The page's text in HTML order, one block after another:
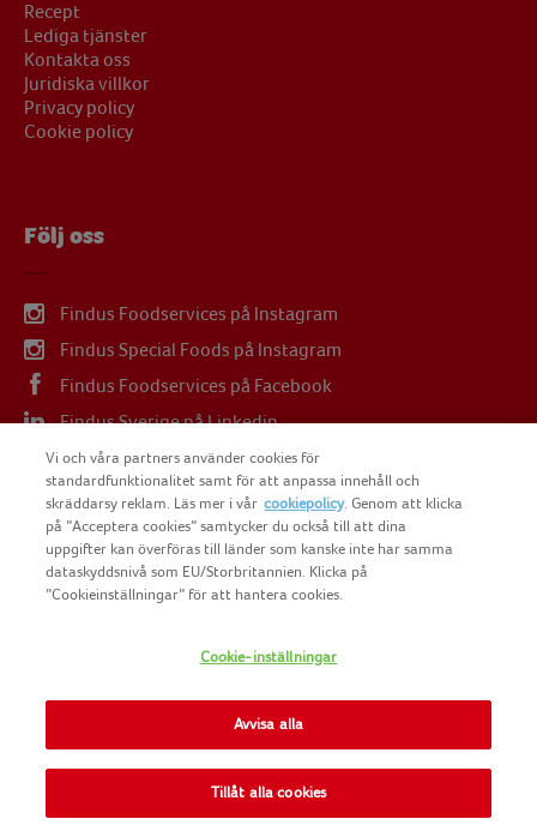
Recept
Lediga tjänster
Kontakta oss
Juridiska villkor
Privacy policy
Cookie policy
Följ oss
Findus Foodservices på Instagram
Findus Special Foods på Instagram
Findus Foodservices på Facebook
Findus Sverige på Linkedin
Findus Sverige på Youtube
COPYRIGHT FINDUS SVERIGE AB 2025
FINDUS
NOMAD FOODS
Vi och våra partners använder cookies för
standardfunktionalitet samt för att anpassa innehåll och
skräddarsy reklam. Läs mer i vår cookiepolicy. Genom att klicka
på ”Acceptera cookies” samtycker du också till att dina
uppgifter kan överföras till länder som kanske inte har samma
dataskyddsnivå som EU/Storbritannien. Klicka på
”Cookieinställningar” för att hantera cookies.
Cookie-inställningar
Avvisa alla
Tillåt alla cookies